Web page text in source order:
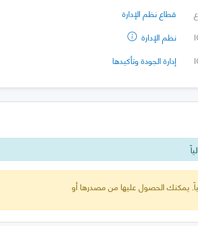
قطاع نظم الإدارة
نظم الإدارة
إدارة الجودة وتأكيدها
يمكنك الحصول عليها من مصدرها أو